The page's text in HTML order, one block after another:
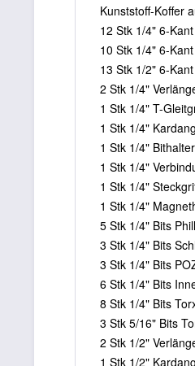
Kunststoff-Koffer
12 Stk 1/4" 6-
10 Stk 1/4" 6-
13 Stk 1/2" 6-
2 Stk 1/4"
1 Stk 1/4" T-
1 Stk 1/4"
1 Stk 1/4" Bithalter
1 Stk 1/4"
1 Stk 1/4"
1 Stk 1/4"
5 Stk 1/4" Bits
3 Stk 1/4" Bits
3 Stk 1/4" Bits
6 Stk 1/4" Bits
8 Stk 1/4" Bits
3 Stk 5/16" Bits
2 Stk 1/2"
1 Stk 1/2"